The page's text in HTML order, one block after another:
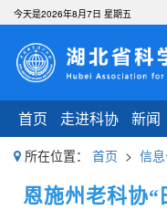
首页 走进科协 新闻
今天是2026年8月7日 星期五
所在位置： 首页 > 信
恩施州老科协